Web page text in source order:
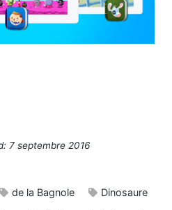
7 septembre 2016
de la Bagnole Dinosaure